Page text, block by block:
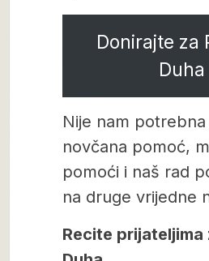
Donirajte za
Duha
Nije nam potrebna
novčana pomoć,
pomoći i naš rad
na druge vrijedne
Recite